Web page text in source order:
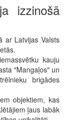
izzinošā
ar Latvijas Valsts
kauju
"Mangaļos" un
brigādes
objektiem, kas
ļaus labāk